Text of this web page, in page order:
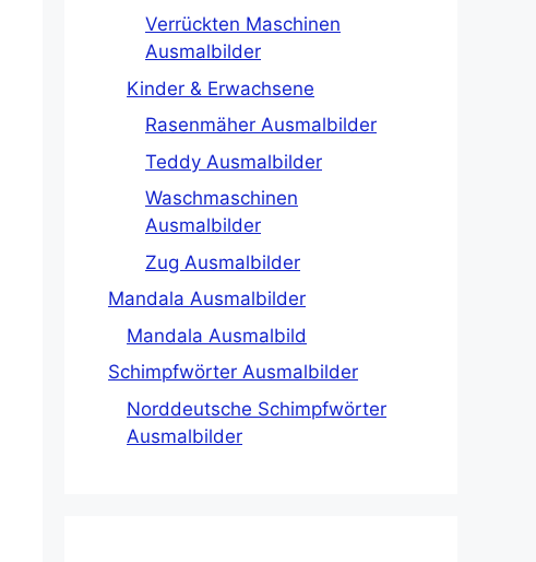
Verrückten Maschinen
Ausmalbilder
Kinder & Erwachsene
Rasenmäher Ausmalbilder
Teddy Ausmalbilder
Waschmaschinen
Ausmalbilder
Zug Ausmalbilder
Mandala Ausmalbilder
Mandala Ausmalbild
Schimpfwörter Ausmalbilder
Norddeutsche Schimpfwörter
Ausmalbilder